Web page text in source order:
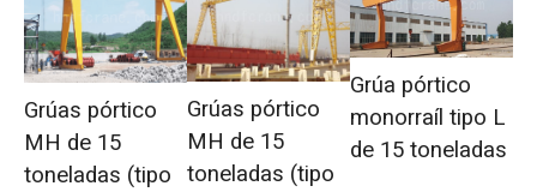
¿Por qué elegir la grúa pórtico Dafang
Crane de 15 toneladas?
Fuerza de fabricación avanzada
Servicio y soporte profesional
Grúas pórtico
MH de 15
toneladas (tipo
Grúas pórtico
MH de 15
toneladas (tipo
Grúa pórtico
monorraíl tipo L
de 15 toneladas